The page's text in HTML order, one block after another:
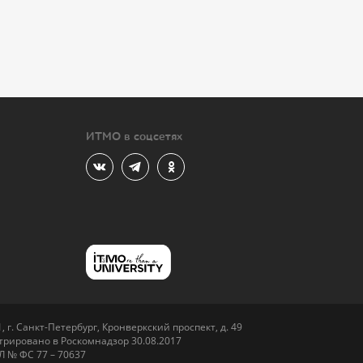
ИТМО в соцсетях
Санкт-Петербург, Кронверкский проспект, д. 49
в Роскомнадзор 30.08.2017
№ ФС 77 – 70637